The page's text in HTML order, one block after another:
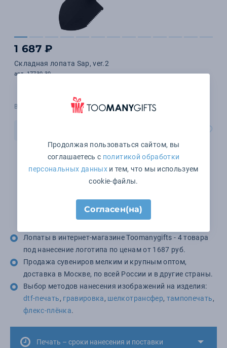
1 687 ₽
Складная лопата Sap, ver.2
арт. 17730.30
В наличии 2128 шт.
1
Лопаты в интернет-магазине Toomanygifts - 4 товара
под нанесение логотипа по ценам от 1687 руб.
Продажа сувениров мелким и крупным оптом,
доставка в Москве, по всей России и в другие страны.
Выбор методов нанесения изображений на изделия:
dtf-печать, гравировка, шелкотрансфер, тампопечать,
флекс-плёнка.
Печать – сроки нанесения и поставки
Продолжая пользоваться сайтом, вы
соглашаетесь с политикой обработки
персональных данныхи тем, что мы используем
cookie-файлы.
Согласен(на)